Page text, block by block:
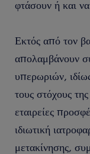
φτάσουν ή και
Εκτός από τον
απολαμβάνουν
υπερωριών,
τους στόχους
εταιρείες
ιδιωτική
μετακίνησης,